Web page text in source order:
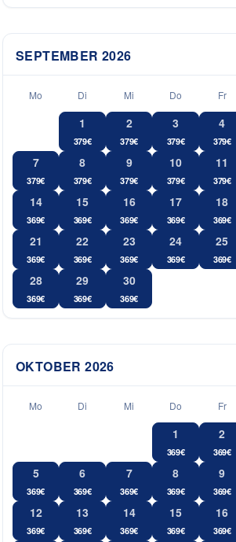
SEPTEMBER 2026
Mo Di Mi Do Fr
1
379€
2
379€
3
379€
4
379€
7
379€
8
379€
9
379€
10
379€
11
379€
14
369€
15
369€
16
369€
17
369€
18
369€
21
369€
22
369€
23
369€
24
369€
25
369€
28
369€
29
369€
30
369€
OKTOBER 2026
Mo Di Mi Do Fr
1
369€
2
369€
5
369€
6
369€
7
369€
8
369€
9
369€
12
369€
13
369€
14
369€
15
369€
16
369€